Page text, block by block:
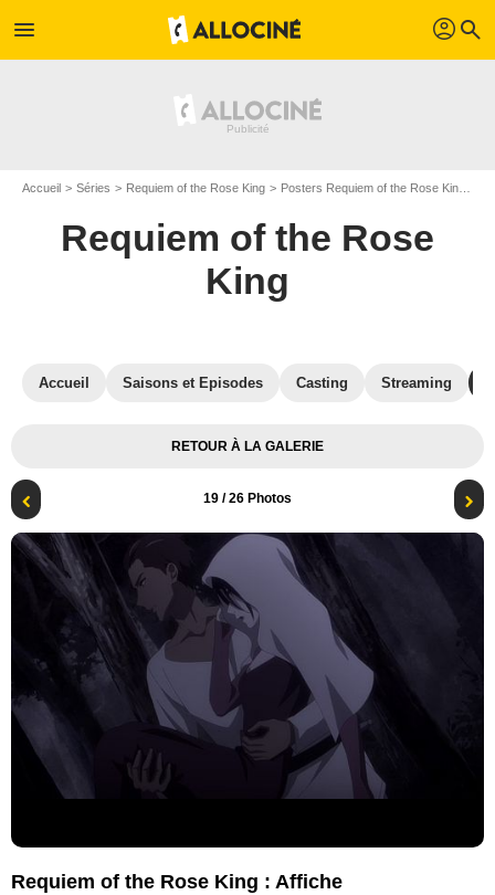
menu profil search
Accueil Séries Requiem of the Rose King Posters Requiem of the Rose King
Requiem of the Rose
King
Accueil Saisons et Episodes Casting Streaming
RETOUR À LA GALERIE
19 / 26 Photos
Requiem of the Rose King : Affiche